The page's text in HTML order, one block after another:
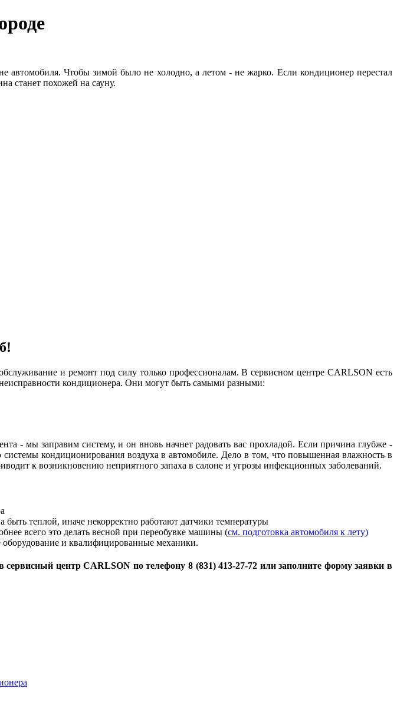
автомобиля. Чтобы зимой было не холодно, а летом - не жарко. Если кондиционер перестал
станет похожей на сауну.
и ремонт под силу только профессионалам. В сервисном центре CARLSON есть
кондиционера. Они могут быть самыми разными:
- мы заправим систему, и он вновь начнет радовать вас прохладой. Если причина глубже -
кондиционирования воздуха в автомобиле. Дело в том, что повышенная влажность в
к возникновению неприятного запаха в салоне и угрозы инфекционных заболеваний.
теплой, иначе некорректно работают датчики температуры
всего это делать весной при переобувке машины (см. подготовка автомобиля к лету)
оборудование и квалифицированные механики.
центр CARLSON по телефону 8 (831) 413-27-72 или заполните форму заявки в